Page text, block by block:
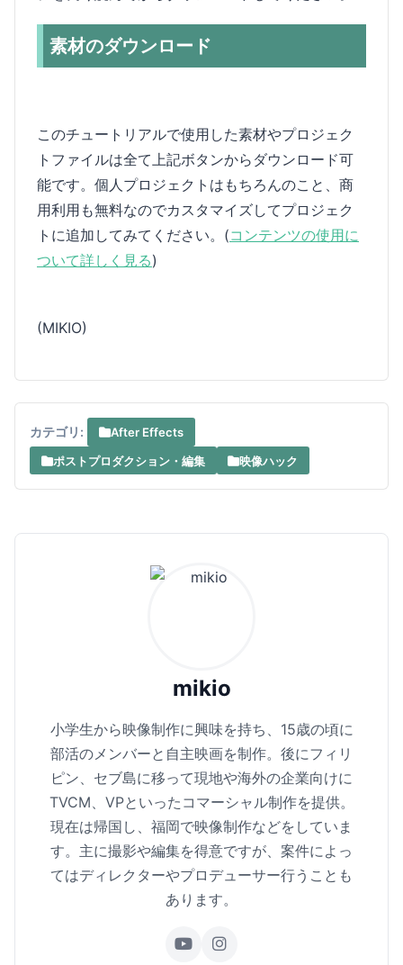
素材のダウンロード
このチュートリアルで使用した素材やプロジェク
トファイルは全て上記ボタンからダウンロード可
能です。個人プロジェクトはもちろんのこと、商
用利用も無料なのでカスタマイズしてプロジェク
トに追加してみてください。(コンテンツの使用に
ついて詳しく見る)
(MIKIO)
カテゴリ:
After Effects
ポストプロダクション・編集
映像ハック
mikio
小学生から映像制作に興味を持ち、15歳の頃に
部活のメンバーと自主映画を制作。後にフィリ
ピン、セブ島に移って現地や海外の企業向けに
TVCM、VPといったコマーシャル制作を提供。
現在は帰国し、福岡で映像制作などをしていま
す。主に撮影や編集を得意ですが、案件によっ
てはディレクターやプロデューサー行うことも
あります。